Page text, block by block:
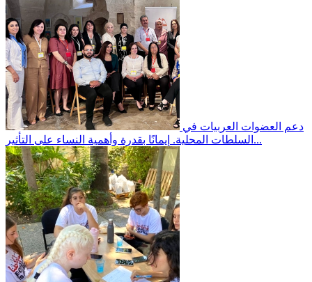
السلطات المحلية. إيمانًا بقدرة وأهمية النساء على التأثير...